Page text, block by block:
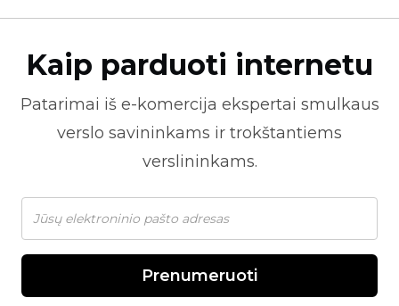
Kaip parduoti internetu
Patarimai iš e-komercija ekspertai smulkaus
verslo savininkams ir trokštantiems
verslininkams.
Prenumeruoti